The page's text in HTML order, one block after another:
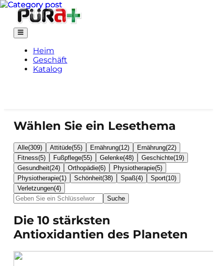
Heim
Geschäft
Katalog
Wählen Sie ein Lesethema
Alle(309) Attitüde(55) Ernährung(12) Ernährung(22)
Fitness(5) Fußpflege(55) Gelenke(48) Geschichte(19)
Gesundheit(24) Orthopädie(6) Physiotherapie(5)
Physiotherapie(1) Schönheit(38) Spaß(4) Sport(10)
Verletzungen(4)
Suche
Die 10 stärksten
Antioxidantien des Planeten